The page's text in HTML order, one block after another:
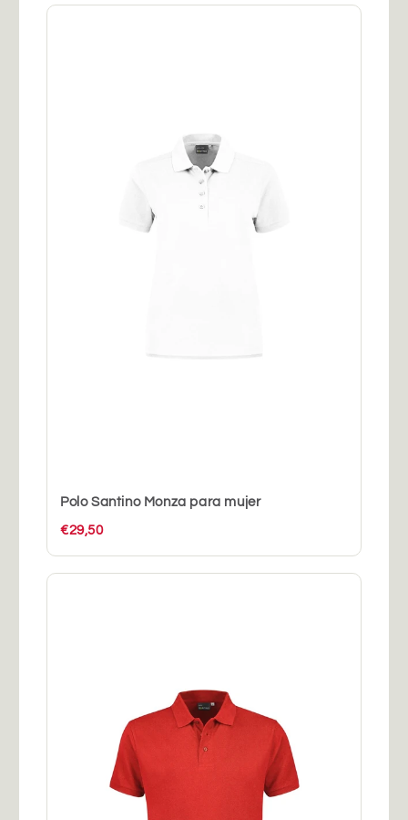
Polo Santino Monza para mujer
€29,50